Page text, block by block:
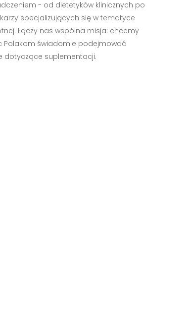
- od dietetyków klinicznych po
specjalizujących się w tematyce
Łączy nas wspólna misja: chcemy
Polakom świadomie podejmować
dotyczące suplementacji.